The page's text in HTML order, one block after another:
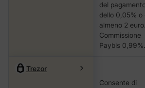
del
dello 0,05% o
almeno 2 euro.
Commissione
Paybis 0,99%.
Trezor
Consente di